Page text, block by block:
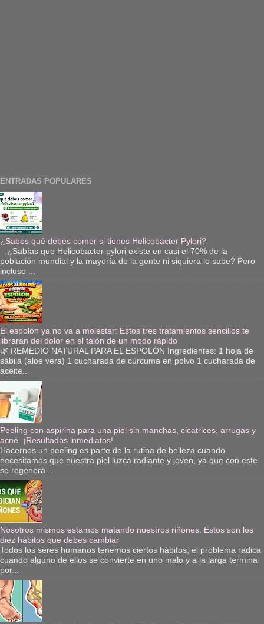
ENTRADAS POPULARES
¿Sabes qué debes comer si tienes Helicobacter Pylori?
¿Sabías que Helicobacter pylori existe en casi el 70% de la
población mundial y la mayoría de la gente ni siquiera lo sabe? Pero
incluso ...
El espolón ya no va a molestar: Estos tres tratamientos sencillos te
libraran del dolor en el talón de un modo rápido
🌿 REMEDIO NATURAL PARA EL ESPOLÓN Ingredientes: 1 hoja de
sábila (aloe vera) 1 cucharada de cúrcuma en polvo 1 cucharada de
aceite...
Peeling con aspirina para una piel sin manchas, cicatrices, arrugas y
acné. ¡Resultados inmediatos!
Hacernos un peeling es parte de la rutina de belleza cuando
necesitamos que nuestra piel luzca radiante y joven, ya que con este
se regenera...
Nosotros mismos estamos matando nuestros riñones. Estos son los
diez hábitos que debes cambiar
Todos los seres humanos tenemos ciertos hábitos, el problema radica
cuando alguno de ellos se convierte en uno malo y a la larga termina
por...